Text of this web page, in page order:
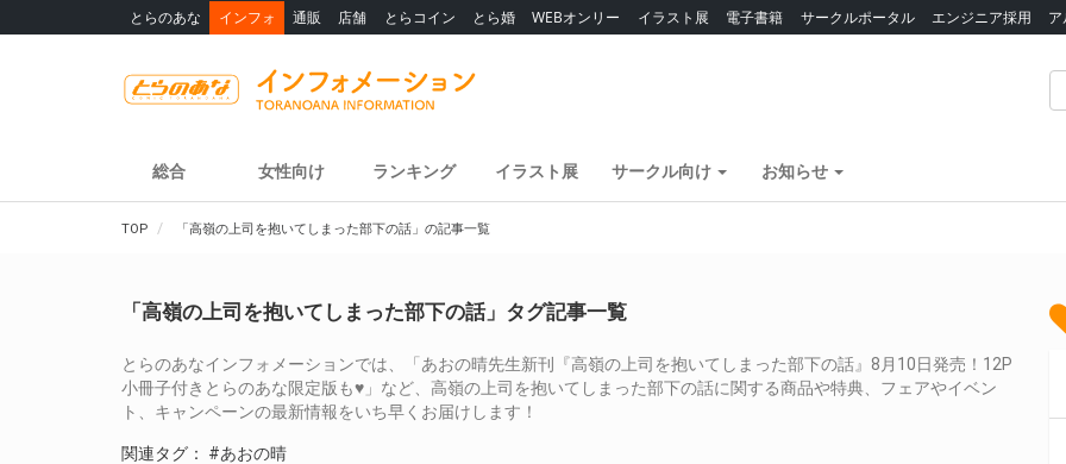
とらのあな インフォ 通販 店舗 とらコイン とら婚 WEBオンリー イラスト展 電子書籍 サークルポータル エンジニア採用
総合 女性向け ランキング イラスト展 サークル向け お知らせ
TOP 「高嶺の上司を抱いてしまった部下の話」の記事一覧
「高嶺の上司を抱いてしまった部下の話」タグ記事一覧
とらのあなインフォメーションでは、「あおの晴先生新刊『高嶺の上司を抱いてしまった部下の話』8月10日発売！12P
小冊子付きとらのあな限定版も♥」など、高嶺の上司を抱いてしまった部下の話に関する商品や特典、フェアやイベン
ト、キャンペーンの最新情報をいち早くお届けします！
関連タグ： #あおの晴